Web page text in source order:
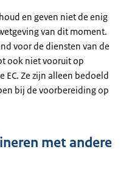
en geven niet de enig
van dit moment.
voor de diensten van de
ook niet vooruit op
Ze zijn alleen bedoeld
bij de voorbereiding op
met andere